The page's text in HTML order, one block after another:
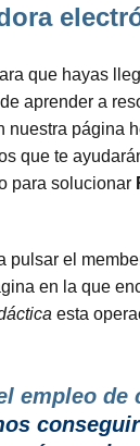
que hayas
aprender a
nuestra página
que te
para solucionar
pulsar el
en la que
esta
empleo de